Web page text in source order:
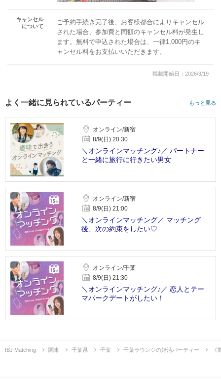
キャンセル
について
ご予約手続き完了後、お客様都合によりキャンセル
された場合、参加費と同額のキャンセル料が発生し
ます。無料で申込された場合は、一律1,000円のキ
ャンセル料をお支払いいただきます。
掲載開始日：2026/3/19
よく一緒に見られているパーティー もっと見る
オンライン/新宿
8/9(日) 20:30
＼オンラインマッチング♪／ パートナー
と一緒に旅行に行きたい男女
オンライン/新宿
8/9(日) 21:00
＼オンラインマッチング／ マッチング
後、次の約束をしたい♡
オンライン/千葉
8/9(日) 21:30
＼オンラインマッチング♪／ 恋人とテー
マパークデートがしたい！
IBJ Matching 関東 千葉県 千葉 千葉ラウンジの婚活パーティー 《